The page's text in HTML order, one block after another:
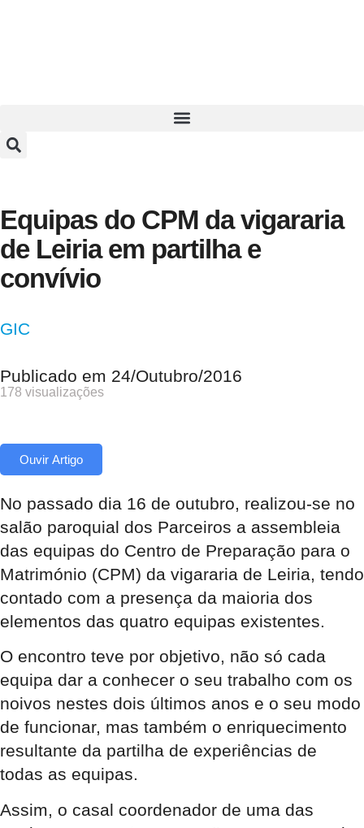
Equipas do CPM da vigararia
de Leiria em partilha e
convívio
GIC
Publicado em 24/Outubro/2016
178 visualizações
Ouvir Artigo
No passado dia 16 de outubro, realizou-se no
salão paroquial dos Parceiros a assembleia
das equipas do Centro de Preparação para o
Matrimónio (CPM) da vigararia de Leiria, tendo
contado com a presença da maioria dos
elementos das quatro equipas existentes.
O encontro teve por objetivo, não só cada
equipa dar a conhecer o seu trabalho com os
noivos nestes dois últimos anos e o seu modo
de funcionar, mas também o enriquecimento
resultante da partilha de experiências de
todas as equipas.
Assim, o casal coordenador de uma das